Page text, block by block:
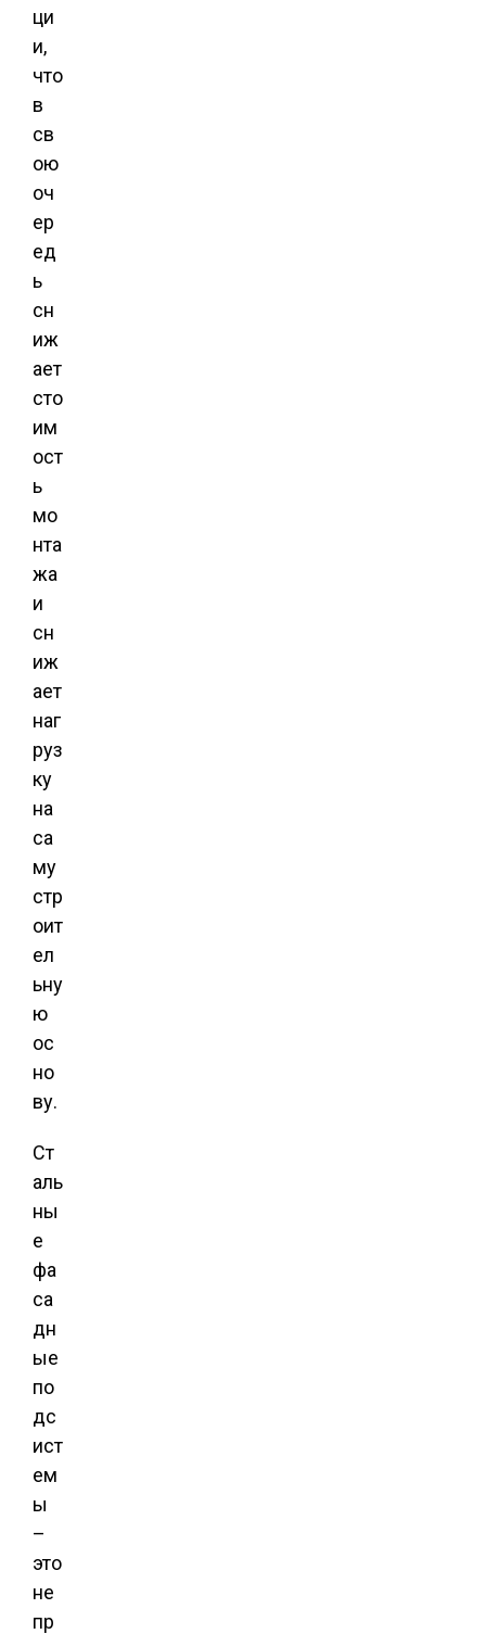
ци
и,
что
в
св
ою
оч
ер
ед
ь
сн
иж
ает
сто
им
ост
ь
мо
нта
жа
и
сн
иж
ает
наг
руз
ку
на
са
му
стр
оит
ел
ьну
ю
ос
но
ву.
Ст
аль
ны
е
фа
са
дн
ые
по
дс
ист
ем
ы
–
это
не
пр